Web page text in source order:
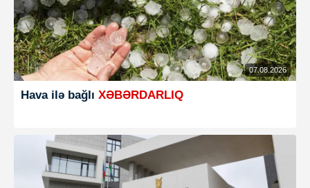
07.08.2026
Hava ilə bağlı XƏBƏRDARLIQ